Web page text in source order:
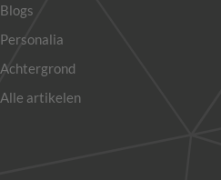
Blogs
Personalia
Achtergrond
Alle artikelen